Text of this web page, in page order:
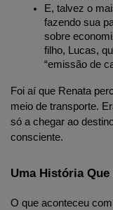
E, talvez o
fazendo sua
sobre
filho, Lucas,
“emissão de
Foi aí que Renata
meio de transporte.
só a chegar ao
consciente.
Uma História Que
O que aconteceu